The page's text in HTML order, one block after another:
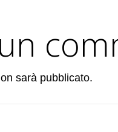
sarà pubblicato.